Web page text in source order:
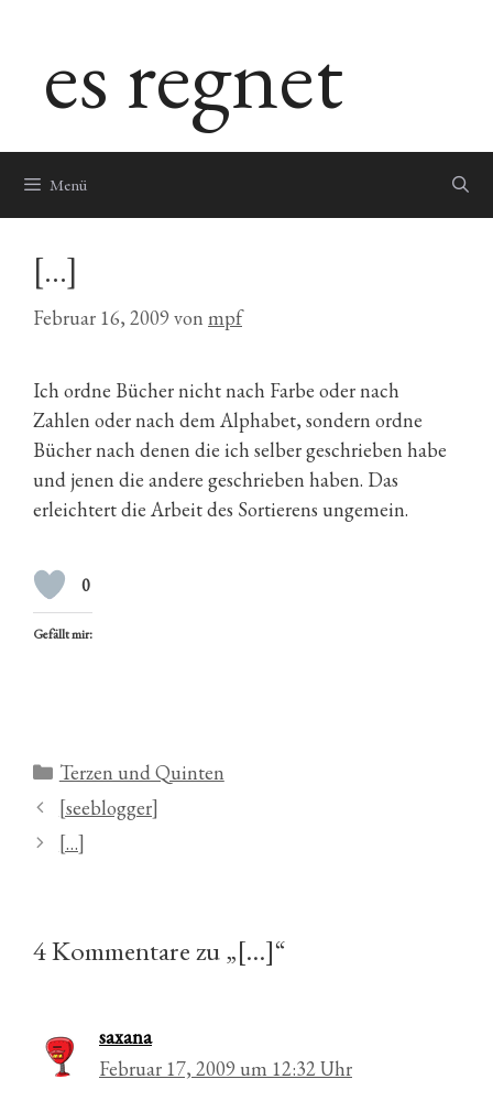
springenes regnet
Menü
[…]
Februar 16, 2009 von mpf
Ich ordne Bücher nicht nach Farbe oder nach
Zahlen oder nach dem Alphabet, sondern ordne
Bücher nach denen die ich selber geschrieben habe
und jenen die andere geschrieben haben. Das
erleichtert die Arbeit des Sortierens ungemein.
0
Gefällt mir:
Kategorien
Terzen und Quinten
[seeblogger]
[…]
4 Kommentare zu „[…]“
saxana
Februar 17, 2009 um 12:32 Uhr